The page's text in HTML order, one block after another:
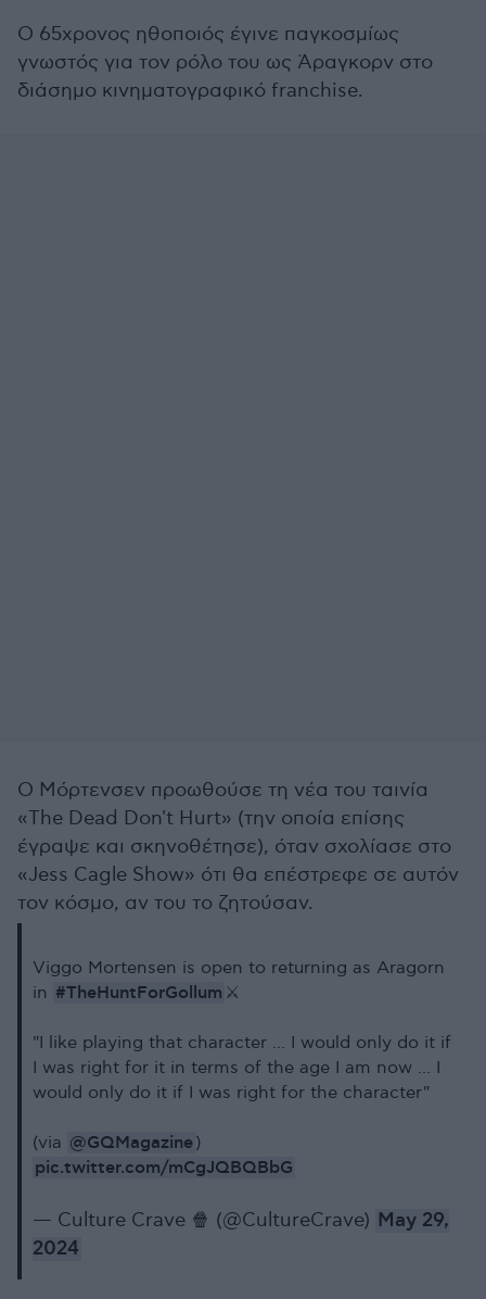
Ο 65χρονος ηθοποιός έγινε παγκοσμίως
γνωστός για τον ρόλο του ως Άραγκορν στο
διάσημο κινηματογραφικό franchise.
Ο Μόρτενσεν προωθούσε τη νέα του ταινία
«The Dead Don't Hurt» (την οποία επίσης
έγραψε και σκηνοθέτησε), όταν σχολίασε στο
«Jess Cagle Show» ότι θα επέστρεφε σε αυτόν
τον κόσμο, αν του το ζητούσαν.
Viggo Mortensen is open to returning as Aragorn
in #TheHuntForGollum ⚔️
"I like playing that character ... I would only do it if
I was right for it in terms of the age I am now ... I
would only do it if I was right for the character"
(via @GQMagazine)
pic.twitter.com/mCgJQBQBbG
— Culture Crave 🍿 (@CultureCrave) May 29,
2024